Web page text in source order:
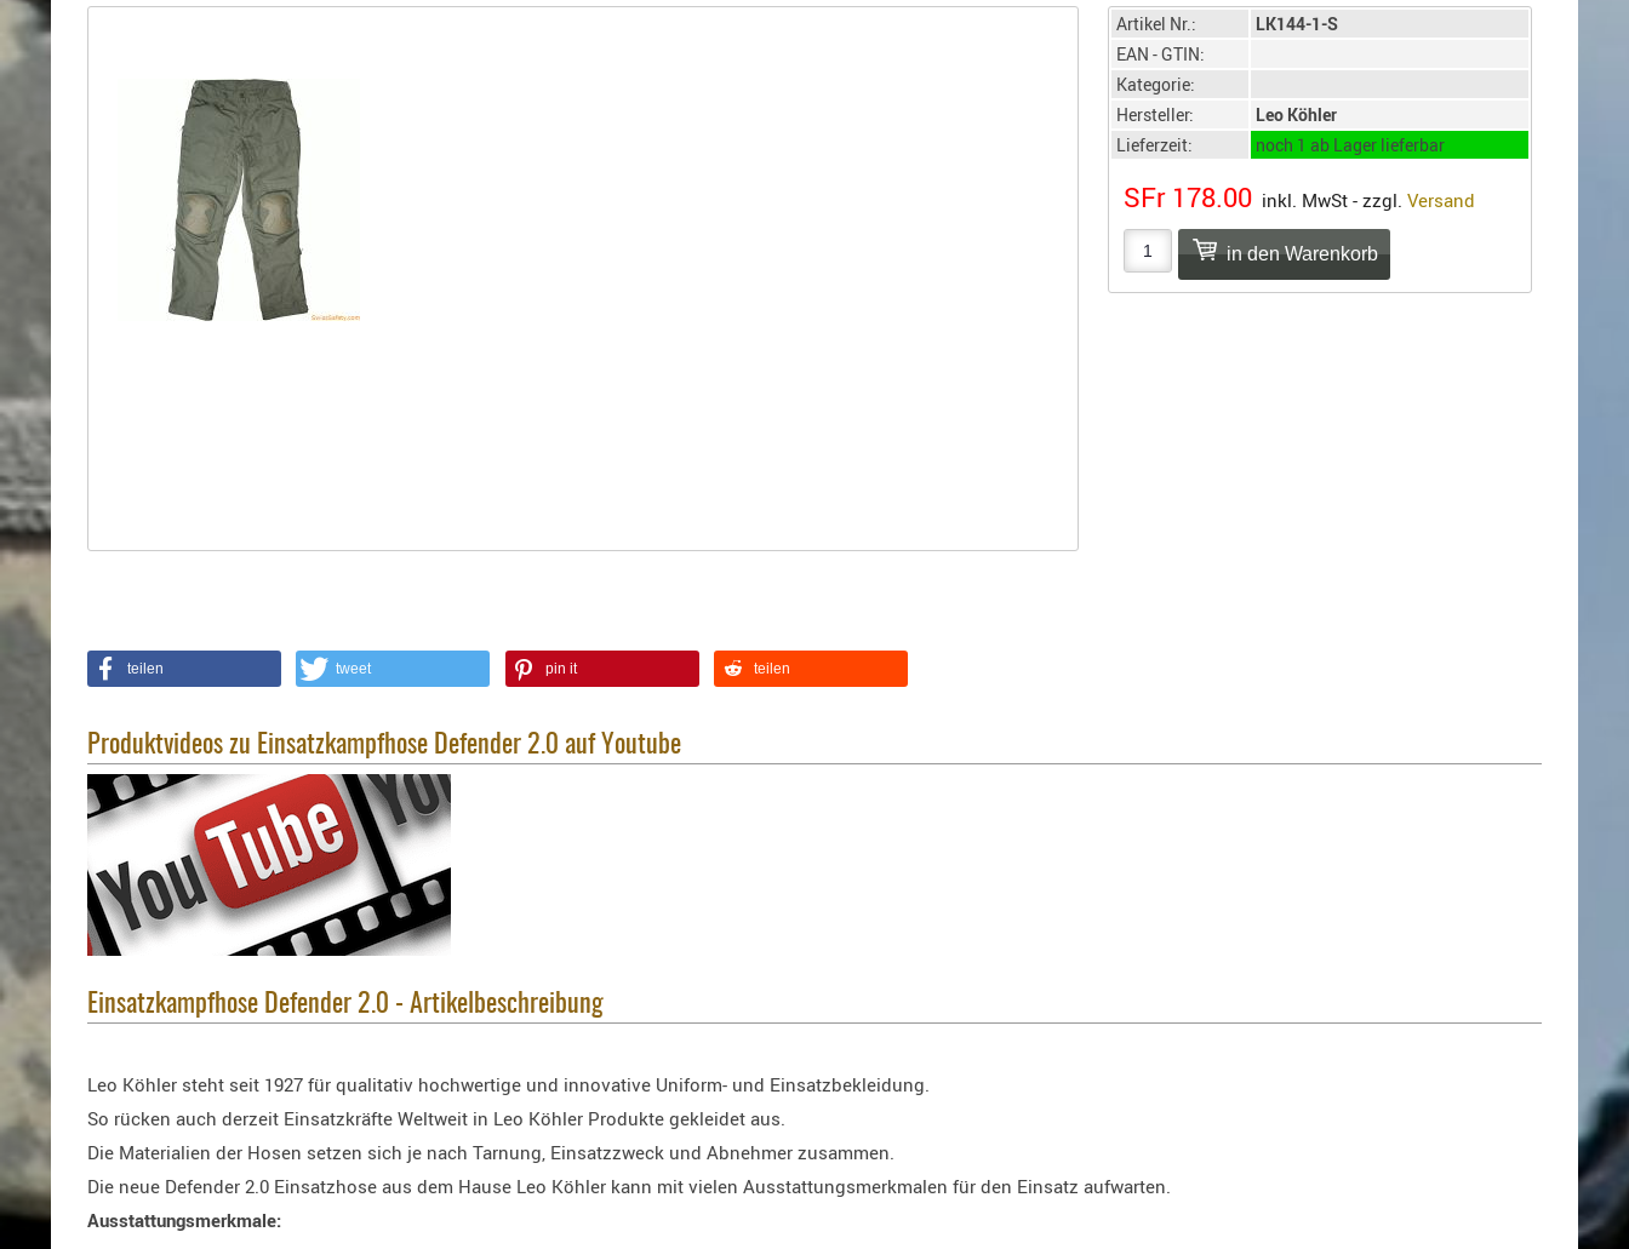
Sonstige
Magazinholster
Holster-
Zubehör
Artikel Nr.:
LK144-1-S
EAN - GTIN:
Kategorie:
Hersteller:
Leo Köhler
Lieferzeit:
noch 1 ab Lager lieferbar
SFr 178.00 inkl. MwSt - zzgl. Versand
teilen tweet pin it teilen
Produktvideos zu Einsatzkampfhose Defender 2.0 auf Youtube
Einsatzkampfhose Defender 2.0 - Artikelbeschreibung
Leo Köhler steht seit 1927 für qualitativ hochwertige und innovative Uniform- und Einsatzbekleidung.
So rücken auch derzeit Einsatzkräfte Weltweit in Leo Köhler Produkte gekleidet aus.
Die Materialien der Hosen setzen sich je nach Tarnung, Einsatzzweck und Abnehmer zusammen.
Die neue Defender 2.0 Einsatzhose aus dem Hause Leo Köhler kann mit vielen Ausstattungsmerkmalen für den Einsatz aufwarten.
Ausstattungsmerkmale: